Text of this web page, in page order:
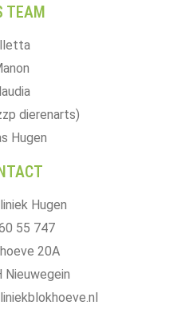
TEAM
dierenarts)
Hugen
Hugen
55 747
20A
Nieuwegein